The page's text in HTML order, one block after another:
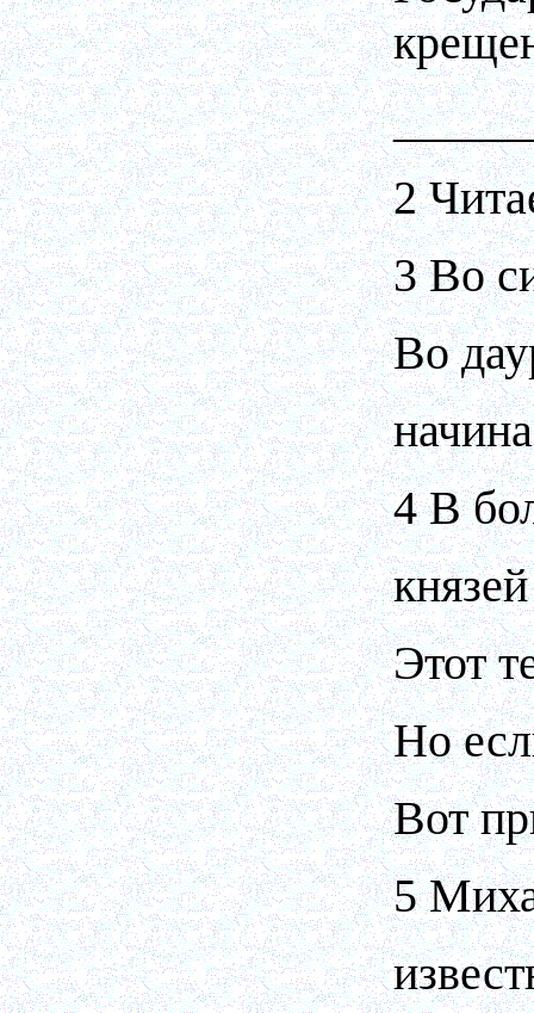
2
3 Во
Во
4 В
Этот
Но
Вот
5